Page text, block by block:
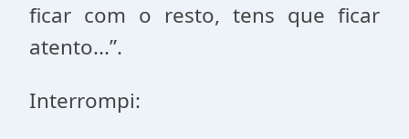
ficar com o resto, tens que ficar
atento...”.
Interrompi: